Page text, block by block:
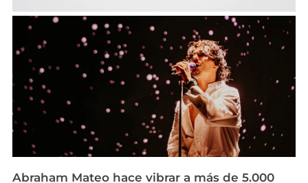
Abraham Mateo hace vibrar a más de 5.000